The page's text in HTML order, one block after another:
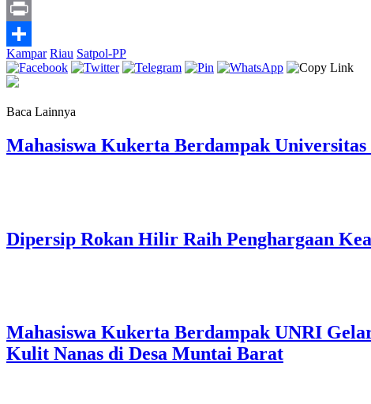
Link
X
Print
Share
Kampar Riau Satpol-PP
Baca Lainnya
Mahasiswa Kukerta Berdampak
Dipersip Rokan Hilir Raih Penghargaan
Mahasiswa Kukerta Berdampak UNRI
Kulit Nanas di Desa Muntai Barat